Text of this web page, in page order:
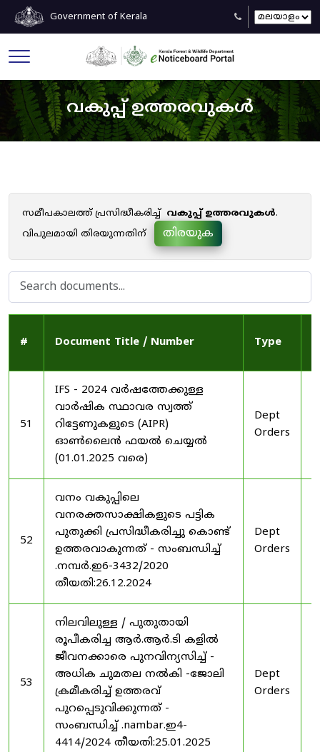
Government of Kerala
വകുപ്പ് ഉത്തരവുകൾ
സമീപകാലത്ത് പ്രസിദ്ധീകരിച്ച് വകുപ്പ് ഉത്തരവുകൾ.
വിപുലമായി തിരയുന്നതിന്
തിരയുക
# Document Title / Number Type
51
IFS - 2024 വർഷത്തേക്കുള്ള
വാർഷിക സ്ഥാവര സ്വത്ത്
റിട്ടേണുകളുടെ (AIPR)
ഓൺലൈൻ ഫയൽ ചെയ്യൽ
(01.01.2025 വരെ)
Dept
Orders
52
വനം വകുപ്പിലെ
വനരക്തസാക്ഷികളുടെ പട്ടിക
പുതുക്കി പ്രസിദ്ധീകരിച്ചു കൊണ്ട്
ഉത്തരവാകുന്നത് - സംബന്ധിച്ച്
.നമ്പർ.ഇ6-3432/2020
തീയതി:26.12.2024
Dept
Orders
53
നിലവിലുള്ള / പുതുതായി
രൂപീകരിച്ച ആർ.ആർ.ടി കളിൽ
ജീവനക്കാരെ പുനവിന്യസിച്ച് -
അധിക ചുമതല നൽകി -ജോലി
ക്രമീകരിച്ച് ഉത്തരവ്
പുറപ്പെടുവിക്കുന്നത് -
സംബന്ധിച്ച് .nambar.ഇ4-
4414/2024 തീയതി:25.01.2025
Dept
Orders